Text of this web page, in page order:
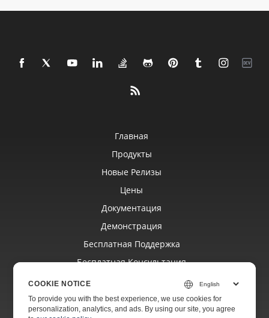
Главная
Продукты
Новые Релизы
Цены
Документация
Демонстрация
Бесплатная Поддержка
Бесплатная Консультация
Платная Поддержка
Платный Консалтинг
COOKIE NOTICE
To provide you with the best experience, we use cookies for
personalization, analytics, and ads. By using our site, you agree